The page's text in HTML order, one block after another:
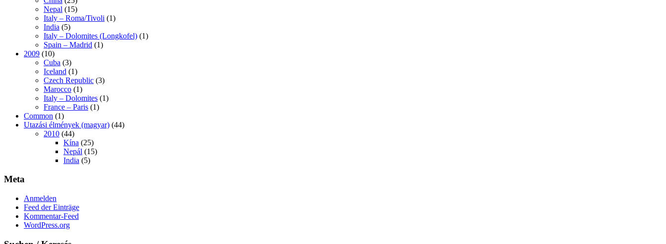
Nepal (15)
Italy – Roma/Tivoli (1)
India (5)
Italy – Dolomites (Longkofel) (1)
Spain – Madrid (1)
2009 (10)
Cuba (3)
Iceland (1)
Czech Republic (3)
Marocco (1)
Italy – Dolomites (1)
France – Paris (1)
Common (1)
Utazási élmények (magyar) (44)
2010 (44)
Kína (25)
Nepál (15)
India (5)
Meta
Anmelden
Feed der Einträge
Kommentar-Feed
WordPress.org